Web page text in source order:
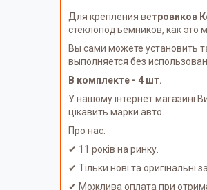
Для крепления ветровиков
стеклоподъемников, как это
Вы сами можете установить
выполняется без
В комплекте - 4 шт.
У нашому інтернет магазині
цікавить марки авто.
Про нас:
✔ 11 років на ринку.
✔ Тільки нові та
✔ Можлива оплата при